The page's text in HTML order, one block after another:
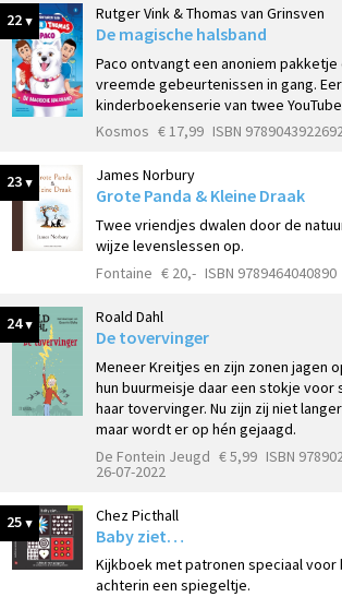
22 Rutger Vink & Thomas van Grinsven
De magische halsband
Paco ontvangt een anoniem
vreemde gebeurtenissen in gang.
kinderboekenserie van twee
Kosmos € 17,99 ISBN
23 James Norbury
Grote Panda & Kleine Draak
Twee vriendjes dwalen door de
wijze levenslessen op.
Fontaine € 20,- ISBN 9789464040890
24 Roald Dahl
De tovervinger
Meneer Kreitjes en zijn zonen jagen
hun buurmeisje daar een stokje
haar tovervinger. Nu zijn zij niet
maar wordt er op hén gejaagd.
De Fontein Jeugd € 5,99 ISBN
26-07-2022
25 Chez Picthall
Baby ziet…
Kijkboek met patronen speciaal voor
achterin een spiegeltje.